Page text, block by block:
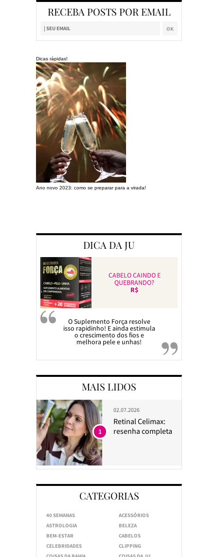
RECEBA POSTS POR EMAIL
Dicas rápidas!
Ano novo 2023: como se preparar para a virada!
DICA DA JU
CABELO CAINDO E
QUEBRANDO?
R$
O Suplemento Força resolve
isso rapidinho! E ainda estimula
o crescimento dos fios e
melhora pele e unhas!
MAIS LIDOS
02.07.2026
Retinal Celimax:
resenha completa
1
CATEGORIAS
40 SEMANAS
ACESSÓRIOS
ASTROLOGIA
BELEZA
BEM-ESTAR
CABELOS
CELEBRIDADES
CLIPPING